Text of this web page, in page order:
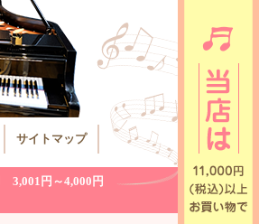
サイトマップ
3,001円～4,000円